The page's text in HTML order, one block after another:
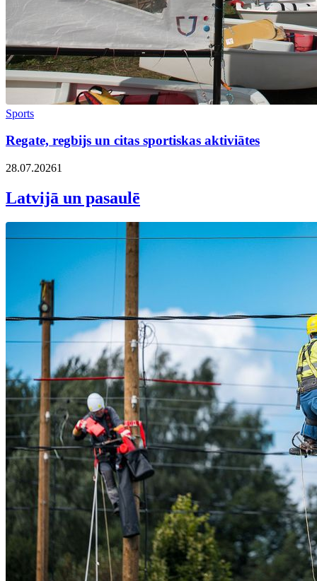
Sports
Regate, regbijs un citas sportiskas aktiviātes
28.07.20261
Latvijā un pasaulē